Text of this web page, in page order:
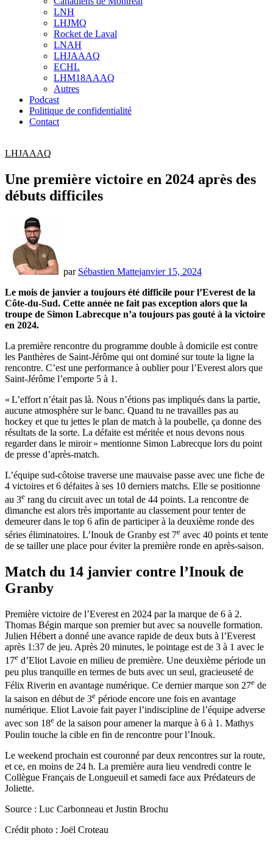
sub
menu
LNH
LHJMQ
Rocket de Laval
LNAH
LHJAAAQ
ECHL
LHM18AAAQ
Autres
Podcast
Politique de confidentialité
Contact
LHJAAAQ
Une première victoire en 2024 après des
débuts difficiles
par Sébastien Mattejanvier 15, 2024
Le mois de janvier a toujours été difficile pour l’Everest de la
Côte-du-Sud. Cette année ne fait pas exception alors que la
troupe de Simon Labrecque n’a toujours pas gouté à la victoire
en 2024.
La première rencontre du programme double à domicile est contre
les Panthères de Saint-Jérôme qui ont dominé sur toute la ligne la
rencontre. C’est une performance à oublier pour l’Everest alors que
Saint-Jérôme l’emporte 5 à 1.
« L’effort n’était pas là. Nous n’étions pas impliqués dans la partie,
aucune atmosphère sur le banc. Quand tu ne travailles pas au
hockey et que tu jettes le plan de match à la poubelle, ça donne des
résultats de la sorte. La défaite est méritée et nous devons nous
regarder dans le miroir » mentionne Simon Labrecque lors du point
de presse d’après-match.
L’équipe sud-côtoise traverse une mauvaise passe avec une fiche de
4 victoires et 6 défaites à ses 10 derniers matchs. Elle se positionne
au 3e rang du circuit avec un total de 44 points. La rencontre de
dimanche est alors très importante au classement pour tenter de
demeurer dans le top 6 afin de participer à la deuxième ronde des
séries éliminatoires. L’Inouk de Granby est 7e avec 40 points et tente
de se tailler une place pour éviter la première ronde en après-saison.
Match du 14 janvier contre l’Inouk de
Granby
Première victoire de l’Everest en 2024 par la marque de 6 à 2.
Thomas Bégin marque son premier but avec sa nouvelle formation.
Julien Hébert a donné une avance rapide de deux buts à l’Everest
après 1:37 de jeu. Après 20 minutes, le pointage est de 3 à 1 avec le
17e d’Eliot Lavoie en milieu de première. Une deuxième période un
peu plus tranquille en termes de buts avec un seul, gracieuseté de
Félix Riverin en avantage numérique. Ce dernier marque son 27e de
la saison en début de 3e période encore une fois en avantage
numérique. Eliot Lavoie fait payer l’indiscipline de l’équipe adverse
avec son 18e de la saison pour amener la marque à 6 à 1. Mathys
Poulin touche la cible en fin de rencontre pour l’Inouk.
Le weekend prochain est couronné par deux rencontres sur la route,
et ce, en moins de 24 h. La première aura lieu vendredi contre le
Collègue Français de Longueuil et samedi face aux Prédateurs de
Joliette.
Source : Luc Carbonneau et Justin Brochu
Crédit photo : Joël Croteau